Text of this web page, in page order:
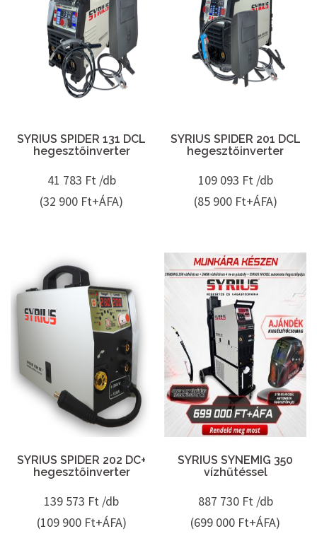
SYRIUS SPIDER 131 DCL
hegesztőinverter
41 783 Ft /db
(32 900 Ft+ÁFA)
SYRIUS SPIDER 201 DCL
hegesztőinverter
109 093 Ft /db
(85 900 Ft+ÁFA)
SYRIUS SPIDER 202 DC+
hegesztőinverter
139 573 Ft /db
(109 900 Ft+ÁFA)
SYRIUS SYNEMIG 350
vízhűtéssel
887 730 Ft /db
(699 000 Ft+ÁFA)